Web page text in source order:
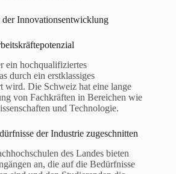
Innovationsentwicklung
ein hochqualifiziertes
durch ein erstklassiges
wird. Die Schweiz hat eine lange
von Fachkräften in Bereichen wie
und Technologie.
der Industrie zugeschnitten
des Landes bieten
an, die auf die Bedürfnisse